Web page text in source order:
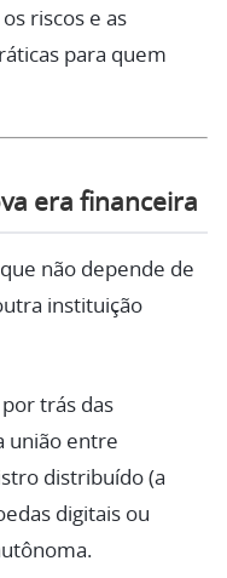
riscos e as
para quem
era financeira
não depende de
instituição
trás das
união entre
distribuído (a
digitais ou